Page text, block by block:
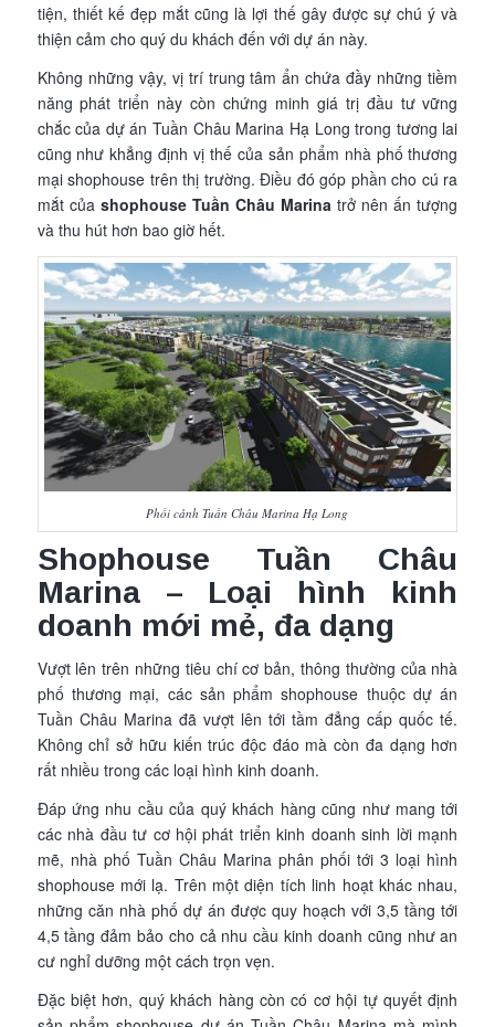
tiện, thiết kế đẹp mắt cũng là lợi thế gây được sự chú ý và
thiện cảm cho quý du khách đến với dự án này.
Không những vậy, vị trí trung tâm ẩn chứa đầy những tiềm
năng phát triển này còn chứng minh giá trị đầu tư vững
chắc của dự án Tuần Châu Marina Hạ Long trong tương lai
cũng như khẳng định vị thế của sản phẩm nhà phố thương
mại shophouse trên thị trường. Điều đó góp phần cho cú ra
mắt của shophouse Tuần Châu Marina trở nên ấn tượng
và thu hút hơn bao giờ hết.
Phối cảnh Tuần Châu Marina Hạ Long
Shophouse Tuần Châu
Marina – Loại hình kinh
doanh mới mẻ, đa dạng
Vượt lên trên những tiêu chí cơ bản, thông thường của nhà
phố thương mại, các sản phẩm shophouse thuộc dự án
Tuần Châu Marina đã vượt lên tới tầm đẳng cấp quốc tế.
Không chỉ sở hữu kiến trúc độc đáo mà còn đa dạng hơn
rất nhiều trong các loại hình kinh doanh.
Đáp ứng nhu cầu của quý khách hàng cũng như mang tới
các nhà đầu tư cơ hội phát triển kinh doanh sinh lời mạnh
mẽ, nhà phố Tuần Châu Marina phân phối tới 3 loại hình
shophouse mới lạ. Trên một diện tích linh hoạt khác nhau,
những căn nhà phố dự án được quy hoạch với 3,5 tầng tới
4,5 tầng đảm bảo cho cả nhu cầu kinh doanh cũng như an
cư nghỉ dưỡng một cách trọn vẹn.
Đặc biệt hơn, quý khách hàng còn có cơ hội tự quyết định